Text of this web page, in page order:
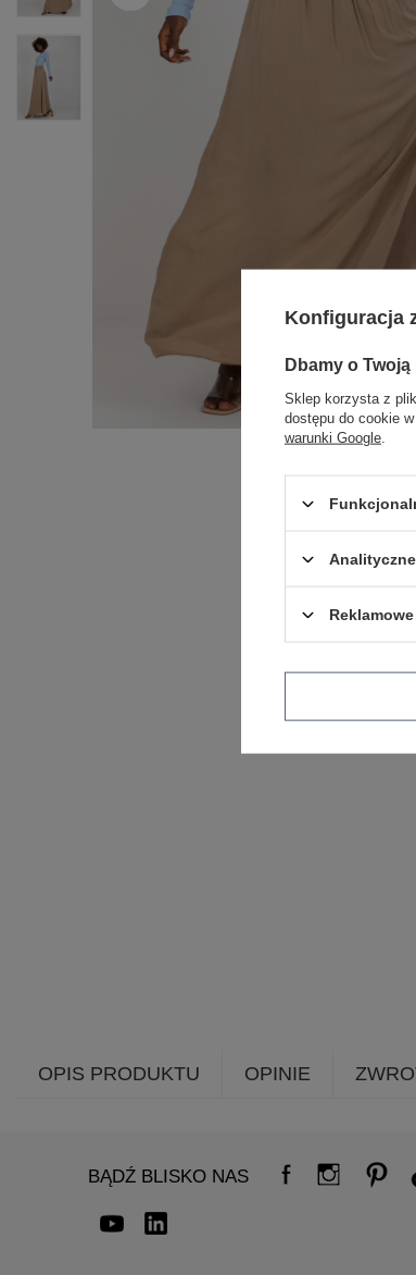
OPIS PRODUKTU OPINIE
BĄDŹ BLISKO NAS
Konfiguracja
Dbamy o
Sklep korzysta z
dostępu do cookie
warunki Google